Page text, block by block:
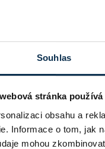
Souhlas
stránka
obsahu a
Informace o tom, jak
mohou
případy je tu
je bankovní
nákupu,